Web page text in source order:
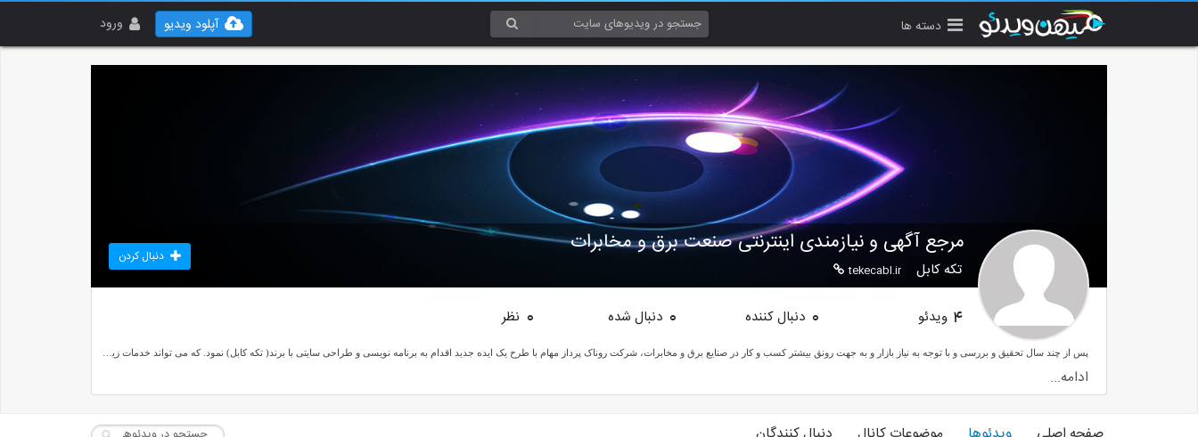
دسته ها ورود آپلود ویدیو
مرجع آگهی و نیازمندی اینترنتی صنعت برق و مخابرات
تکه کابل tekecabl.ir
دنبال کردن
4 ویدئو 0 دنبال کننده 0 دنبال شده 0 نظر
ادامه...